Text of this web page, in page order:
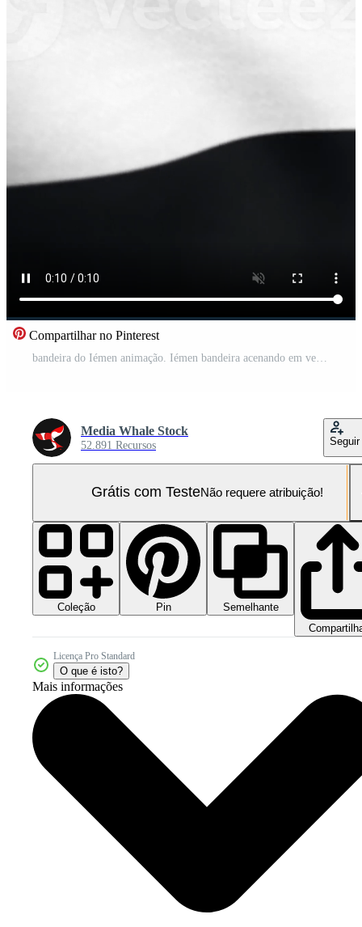
Compartilhar no Pinterest
Media Whale Stock
52.891 Recursos Seguir
Grátis com TesteNão requere atribuição!
Coleção Pin
Semelhante
Licença Pro Standard
O que é isto?
Mais informações